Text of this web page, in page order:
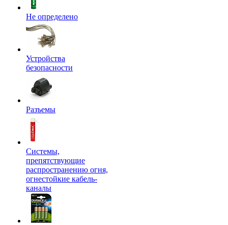
Не определено
Устройства
безопасности
Разъемы
Системы,
препятствующие
распространению огня,
огнестойкие кабель-
каналы